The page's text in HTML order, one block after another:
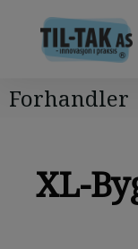
Forhandler
XL-